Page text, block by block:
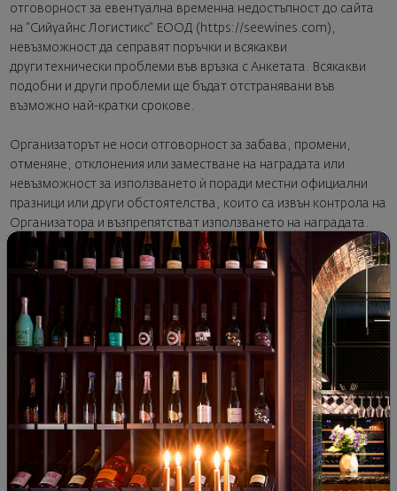
отговорност за евентуална временна недостъпност до сайта
на “Сийуайнс Логистикс“ ЕООД (https://seewines.com),
невъзможност да сеправят поръчки и всякакви
други технически проблеми във връзка с Анкетата. Всякакви
подобни и други проблеми ще бъдат отстранявани във
възможно най-кратки срокове.
Организаторът не носи отговорност за забава, промени,
отменяне, отклонения или заместване на наградата или
невъзможност за използването ѝ поради местни официални
празници или други обстоятелства, които са извън контрола на
Организатора и възпрепятстват използването на наградата.
Също така, Организаторът не поема отговорност за щети и
повреди по време на транспортирането на наградите.
Организаторът не носи отговорност за прекратяване на
Анкетатаили за недоставени награди поради форсмажорни
обстоятелства.
X. ПРЕКРАТЯВАНЕ НА АНКЕТАТА:
Организаторът има право да прекрати Анкетата по всяко
време, обявявайки това в съответствие с настоящите
Правила, в случай че констатира злоупотреба или масово
нарушаване на Правилата, при възникване на форсмажорни
обстоятелства или по други обективни причини. Ще бъдат